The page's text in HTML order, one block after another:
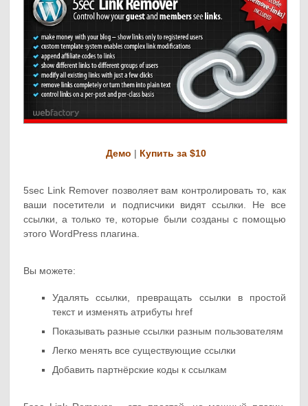
Демо | Купить за $10
5sec Link Remover позволяет вам контролировать то, как
ваши посетители и подписчики видят ссылки. Не все
ссылки, а только те, которые были созданы с помощью
этого WordPress плагина.
Вы можете:
Удалять ссылки, превращать ссылки в простой
текст и изменять атрибуты href
Показывать разные ссылки разным пользователям
Легко менять все существующие ссылки
Добавить партнёрские коды к ссылкам